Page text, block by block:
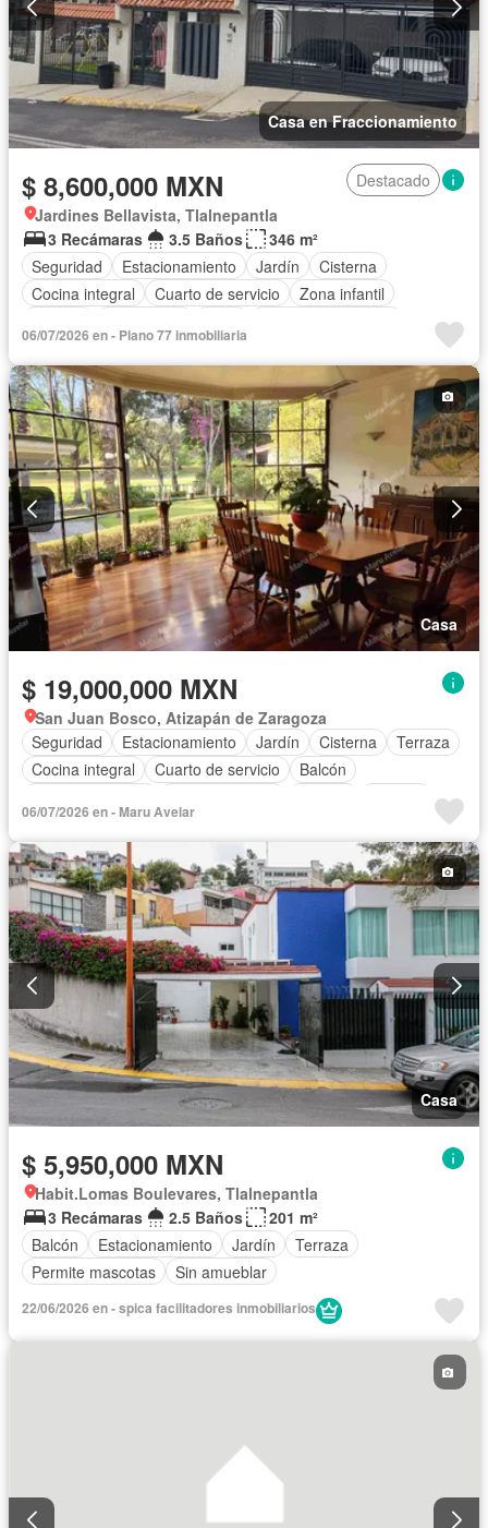
Casa en Fraccionamiento
$ 8,600,000 MXN
Destacado
Jardines Bellavista, Tlalnepantla
3 Recámaras
3.5 Baños
346 m²
Seguridad
Estacionamiento Jardín
Cisterna
Cocina integral
Cuarto de servicio
Zona infantil
Despacho
Recámara con closet
Sin amueblar
06/07/2026 en - Plano 77 inmobiliaria
Casa
$ 19,000,000 MXN
San Juan Bosco, Atizapán de Zaragoza
Seguridad
Estacionamiento Jardín Cisterna
Terraza
Cocina integral
Cuarto de servicio
Balcón
Circuito cerrado de televisión
Agua
Cuarto de Limpieza
Jacuzzi
Televisión por cable
Calefacción
Gas natural Asador Chimenea
Bodega
Zonas verdes
Despacho
Vista panorámica
Recámara con closet
Caseta de vigilancia
Conserje
Wifi Aire acondicionado
Permite niños
Solo familias
06/07/2026 en - Maru Avelar
Casa
$ 5,950,000 MXN
Habit.Lomas Boulevares, Tlalnepantla
3 Recámaras
2.5 Baños
201 m²
Balcón
Estacionamiento Jardín
Terraza
Permite mascotas
Sin amueblar
22/06/2026 en - spica facilitadores inmobiliarios